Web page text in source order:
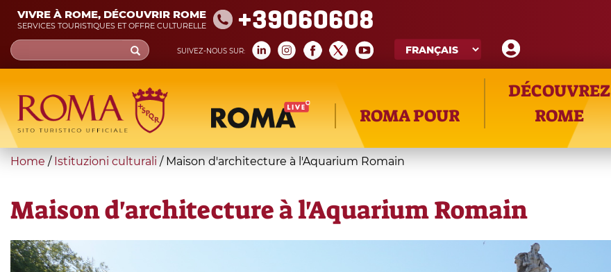
Skip
main
content
VIVRE À ROME, DÉCOUVRIR ROME
SERVICES TOURISTIQUES ET OFFRE CULTURELLE +39060608
SUIVEZ-NOUS SUR:
Search
form
Recherche
ROMA POUR
DÉCOUVREZ
ROME
You
here
Home / Istituzioni culturali / Maison d'architecture à l'Aquarium Romain
Maison d'architecture à l'Aquarium Romain